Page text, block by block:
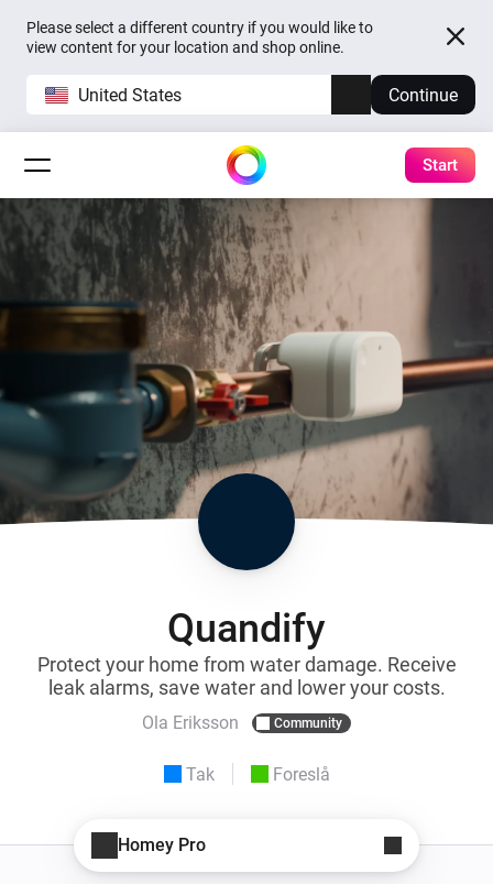
Please select a different country if you would like to
view content for your location and shop online.
United States Continue
Start
Quandify
Protect your home from water damage. Receive
leak alarms, save water and lower your costs.
Ola Eriksson Community
Tak Foreslå
Homey Pro